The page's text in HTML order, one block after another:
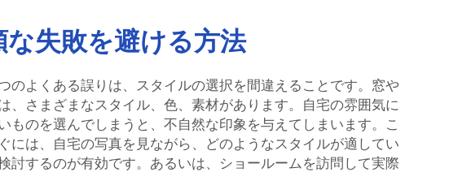
な失敗を避ける方法
のよくある誤りは、スタイルの選択を間違えることです。窓や
、さまざまなスタイル、色、素材があります。自宅の雰囲気に
ものを選んでしまうと、不自然な印象を与えてしまいます。こ
には、自宅の写真を見ながら、どのようなスタイルが適してい
討するのが有効です。あるいは、ショールームを訪問して実際